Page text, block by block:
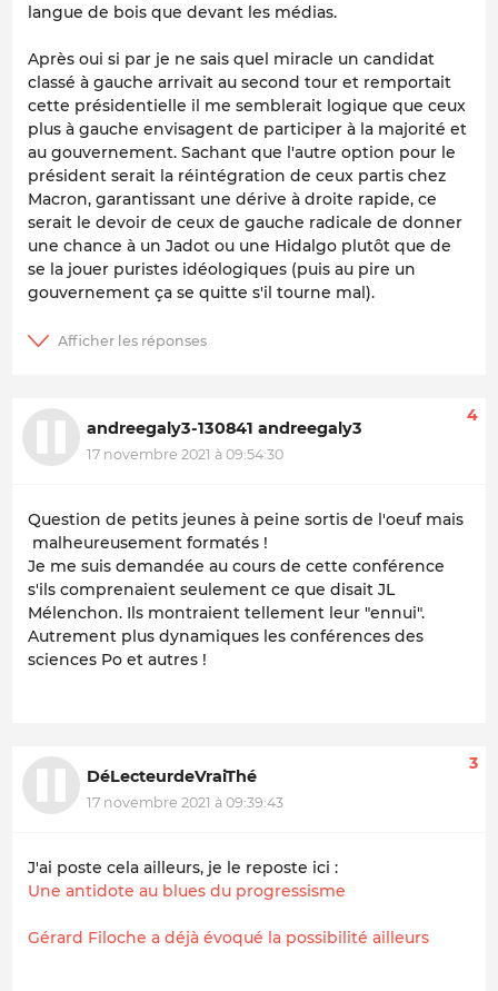
langue de bois que devant les médias.
Après oui si par je ne sais quel miracle un candidat
classé à gauche arrivait au second tour et remportait
cette présidentielle il me semblerait logique que ceux
plus à gauche envisagent de participer à la majorité et
au gouvernement. Sachant que l'autre option pour le
président serait la réintégration de ceux partis chez
Macron, garantissant une dérive à droite rapide, ce
serait le devoir de ceux de gauche radicale de donner
une chance à un Jadot ou une Hidalgo plutôt que de
se la jouer puristes idéologiques (puis au pire un
gouvernement ça se quitte s'il tourne mal).
andreegaly3-130841 andreegaly3
17 novembre 2021 à 09:54:30
4
Question de petits jeunes à peine sortis de l'oeuf mais
malheureusement formatés !
Je me suis demandée au cours de cette conférence
s'ils comprenaient seulement ce que disait JL
Mélenchon. Ils montraient tellement leur "ennui".
Autrement plus dynamiques les conférences des
sciences Po et autres !
DéLecteurdeVraiThé
17 novembre 2021 à 09:39:43
3
J'ai poste cela ailleurs, je le reposte ici :
Une antidote au blues du progressisme
Gérard Filoche a déjà évoqué la possibilité ailleurs